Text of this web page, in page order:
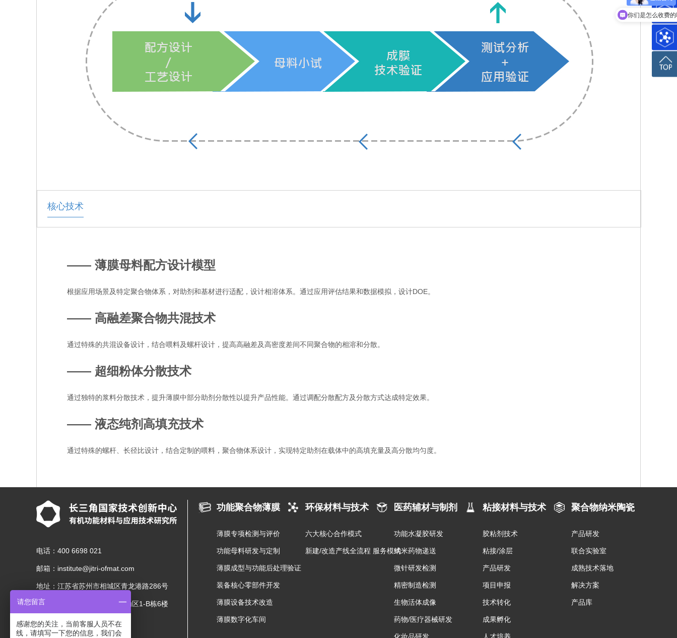
核心技术
—— 薄膜母料配方设计模型
根据应用场景及特定聚合物体系，对助剂和基材进行适配，设计相溶体系。通过应用评估结果和数据模拟，设计DOE。
—— 高融差聚合物共混技术
通过特殊的共混设备设计，结合喂料及螺杆设计，提高高融差及高密度差间不同聚合物的相溶和分散。
—— 超细粉体分散技术
通过独特的浆料分散技术，提升薄膜中部分助剂分散性以提升产品性能。通过调配分散配方及分散方式达成特定效果。
—— 液态纯剂高填充技术
通过特殊的螺杆、长径比设计，结合定制的喂料，聚合物体系设计，实现特定助剂在载体中的高填充量及高分散均匀度。
电话：400 6698 021
邮箱：institute@jitri-ofmat.com
地址：江苏省苏州市相城区青龙港路286号
长三角国际研发社区启动区1-B栋6楼
功能聚合物薄膜
薄膜专项检测与评价
功能母料研发与定制
薄膜成型与功能后处理验证
装备核心零部件开发
薄膜设备技术改造
薄膜数字化车间
环保材料与技术
六大核心合作模式
新建/改造产线全流程 服务模式
医药辅材与制剂
功能水凝胶研发
纳米药物递送
微针研发检测
精密制造检测
生物活体成像
药物/医疗器械研发
粘接材料与技术
胶粘剂技术
粘接/涂层
产品研发
项目申报
技术转化
成果孵化
聚合物纳米陶瓷
产品研发
联合实验室
成熟技术落地
解决方案
产品库
你们是怎么收费
请您留言
感谢您的关注，当前客服人员不在
线，请填写一下您的信息，我们会